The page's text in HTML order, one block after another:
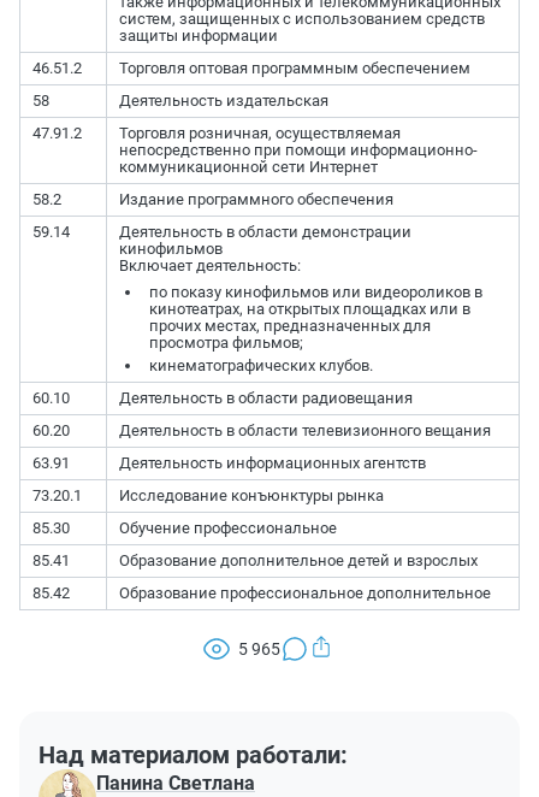
систем, защищенных с использованием средств
защиты информации
46.51.2
Торговля оптовая программным обеспечением
58
Деятельность издательская
47.91.2
Торговля розничная, осуществляемая
непосредственно при помощи информационно-
коммуникационной сети Интернет
58.2
Издание программного обеспечения
59.14
Деятельность в области демонстрации
кинофильмов
Включает деятельность:
по показу кинофильмов или видеороликов в
кинотеатрах, на открытых площадках или в
прочих местах, предназначенных для
просмотра фильмов;
кинематографических клубов.
60.10
Деятельность в области радиовещания
60.20
Деятельность в области телевизионного вещания
63.91
Деятельность информационных агентств
73.20.1
Исследование конъюнктуры рынка
85.30
Обучение профессиональное
85.41
Образование дополнительное детей и взрослых
85.42
Образование профессиональное дополнительное
5 965
Над материалом работали:
Панина Светлана